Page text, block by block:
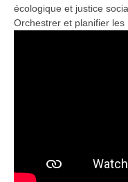
écologique et justice
Orchestrer et planifier les